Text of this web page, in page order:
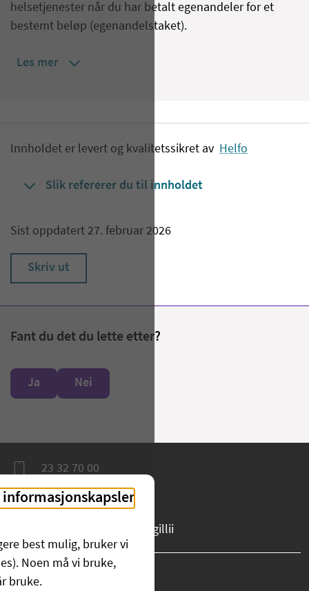
helsetjenester når du har betalt egenandeler for et
bestemt beløp (egenandelstaket).
Les mer
Innholdet er levert og kvalitetssikret av Helfo
Slik refererer du til innholdet
Sist oppdatert 27. februar 2026
Skriv ut
Fant du det du lette etter?
Ja Nei